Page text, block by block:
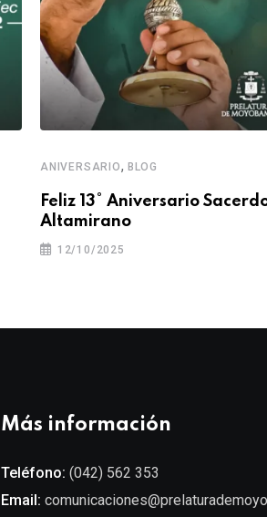
ANIVERSARIO, BLOG
Feliz 13° Aniversario
Altamirano
12/10/2025
Más información
Teléfono: (042) 562 353
Email: